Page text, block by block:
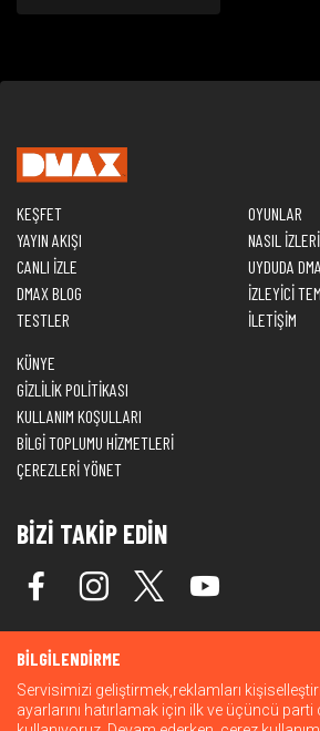
KEŞFET
YAYIN AKIŞI
CANLI İZLE
DMAX BLOG
TESTLER
OYUNLAR
NASIL
UYDUDA
İZLEYİCİ
İLETİŞİM
KÜNYE
GİZLİLİK POLİTİKASI
KULLANIM KOŞULLARI
BİLGİ TOPLUMU HİZMETLERİ
ÇEREZLERİ YÖNET
BİZİ TAKİP EDİN
BİLGİLENDİRME
Servisimizi geliştirmek,reklamları
ayarlarını hatırlamak için ilk ve üçüncü parti